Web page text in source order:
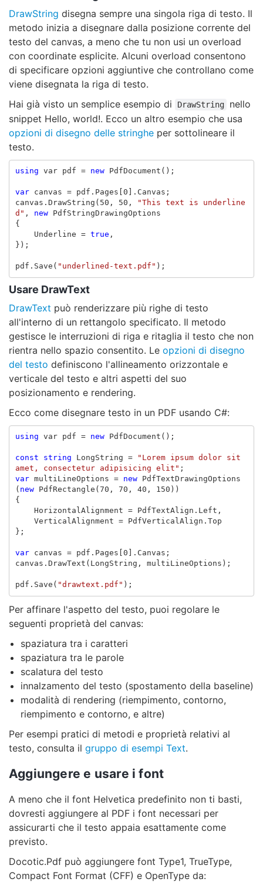
DrawString disegna sempre una singola riga di testo. Il
metodo inizia a disegnare dalla posizione corrente del
testo del canvas, a meno che tu non usi un overload
con coordinate esplicite. Alcuni overload consentono
di specificare opzioni aggiuntive che controllano come
viene disegnata la riga di testo.
Hai già visto un semplice esempio di
DrawString
nello
snippet Hello, world!. Ecco un altro esempio che usa
opzioni di disegno delle stringhe per sottolineare il
testo.
using var pdf = new PdfDocument ();
var canvas = pdf . Pages 0 ]. Canvas ;
canvas . DrawString ( 50 , 50 ,
"This text is underline
d" , new
PdfStringDrawingOptions
{
Underline = true ,
});
pdf . Save ( "underlined-text.pdf" );
Usare DrawText
DrawText può renderizzare più righe di testo
all'interno di un rettangolo specificato. Il metodo
gestisce le interruzioni di riga e ritaglia il testo che non
rientra nello spazio consentito. Le opzioni di disegno
del testo definiscono l'allineamento orizzontale e
verticale del testo e altri aspetti del suo
posizionamento e rendering.
Ecco come disegnare testo in un PDF usando C#:
using var pdf = new PdfDocument ();
const string LongString =
"Lorem ipsum dolor sit
amet, consectetur adipisicing elit" ;
var multiLineOptions = new
PdfTextDrawingOptions
( new PdfRectangle ( 70 , 70 , 40 , 150 ))
{
HorizontalAlignment = PdfTextAlign . Left ,
VerticalAlignment = PdfVerticalAlign . Top
};
var canvas = pdf . Pages 0 ]. Canvas ;
canvas . DrawText ( LongString , multiLineOptions );
pdf . Save ( "drawtext.pdf" );
Per affinare l'aspetto del testo, puoi regolare le
seguenti proprietà del canvas:
spaziatura tra i caratteri
spaziatura tra le parole
scalatura del testo
innalzamento del testo (spostamento della baseline)
modalità di rendering (riempimento, contorno,
riempimento e contorno, e altre)
Per esempi pratici di metodi e proprietà relativi al
testo, consulta il gruppo di esempi Text.
Aggiungere e usare i font
A meno che il font Helvetica predefinito non ti basti,
dovresti aggiungere al PDF i font necessari per
assicurarti che il testo appaia esattamente come
previsto.
Docotic.Pdf può aggiungere font Type1, TrueType,
Compact Font Format (CFF) e OpenType da: